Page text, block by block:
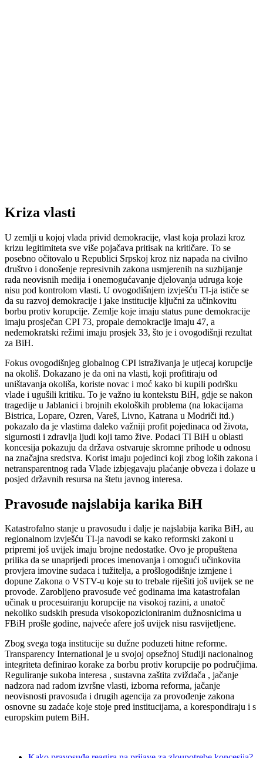
Kriza vlasti
U zemlji u kojoj vlada privid demokracije, vlast koja prolazi kroz
krizu legitimiteta sve više pojačava pritisak na kritičare. To se
posebno očitovalo u Republici Srpskoj kroz niz napada na civilno
društvo i donošenje represivnih zakona usmjerenih na suzbijanje
rada neovisnih medija i onemogućavanje djelovanja udruga koje
nisu pod kontrolom vlasti. U ovogodišnjem izvješću TI-ja ističe se
da su razvoj demokracije i jake institucije ključni za učinkovitu
borbu protiv korupcije. Zemlje koje imaju status pune demokracije
imaju prosječan CPI 73, propale demokracije imaju 47, a
nedemokratski režimi imaju prosjek 33, što je i ovogodišnji rezultat
za BiH.
Fokus ovogodišnjeg globalnog CPI istraživanja je utjecaj korupcije
na okoliš. Dokazano je da oni na vlasti, koji profitiraju od
uništavanja okoliša, koriste novac i moć kako bi kupili podršku
vlade i ugušili kritiku. To je važno iu kontekstu BiH, gdje se nakon
tragedije u Jablanici i brojnih ekoloških problema (na lokacijama
Bistrica, Lopare, Ozren, Vareš, Livno, Katrana u Modriči itd.)
pokazalo da je vlastima daleko važniji profit pojedinaca od života,
sigurnosti i zdravlja ljudi koji tamo žive. Podaci TI BiH u oblasti
koncesija pokazuju da država ostvaruje skromne prihode u odnosu
na značajna sredstva. Korist imaju pojedinci koji zbog loših zakona i
netransparentnog rada Vlade izbjegavaju plaćanje obveza i dolaze u
posjed državnih resursa na štetu javnog interesa.
Pravosuđe najslabija karika BiH
Katastrofalno stanje u pravosuđu i dalje je najslabija karika BiH, au
regionalnom izvješću TI-ja navodi se kako reformski zakoni u
pripremi još uvijek imaju brojne nedostatke. Ovo je propuštena
prilika da se unaprijedi proces imenovanja i omogući učinkovita
provjera imovine sudaca i tužitelja, a prošlogodišnje izmjene i
dopune Zakona o VSTV-u koje su to trebale riješiti još uvijek se ne
provode. Zarobljeno pravosuđe već godinama ima katastrofalan
učinak u procesuiranju korupcije na visokoj razini, a unatoč
nekoliko sudskih presuda visokopozicioniranim dužnosnicima u
FBiH prošle godine, najveće afere još uvijek nisu rasvijetljene.
Zbog svega toga institucije su dužne poduzeti hitne reforme.
Transparency International je u svojoj opsežnoj Studiji nacionalnog
integriteta definirao korake za borbu protiv korupcije po područjima.
Reguliranje sukoba interesa , sustavna zaštita zviždača , jačanje
nadzora nad radom izvršne vlasti, izborna reforma, jačanje
neovisnosti pravosuđa i drugih agencija za provođenje zakona
osnovne su zadaće koje stoje pred institucijama, a korespondiraju i s
europskim putem BiH.